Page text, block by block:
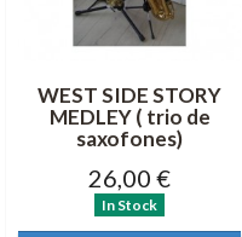
WEST SIDE STORY
MEDLEY ( trio de
saxofones)
26,00 €
In Stock